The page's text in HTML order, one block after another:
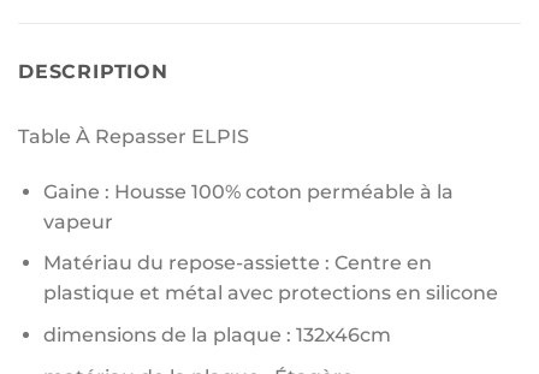
DESCRIPTION
Table À Repasser ELPIS
Gaine : Housse 100% coton perméable à la
vapeur
Matériau du repose-assiette : Centre en
plastique et métal avec protections en silicone
dimensions de la plaque : 132x46cm